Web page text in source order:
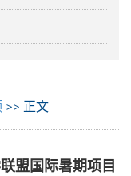
>> 正文
盟国际暑期项目